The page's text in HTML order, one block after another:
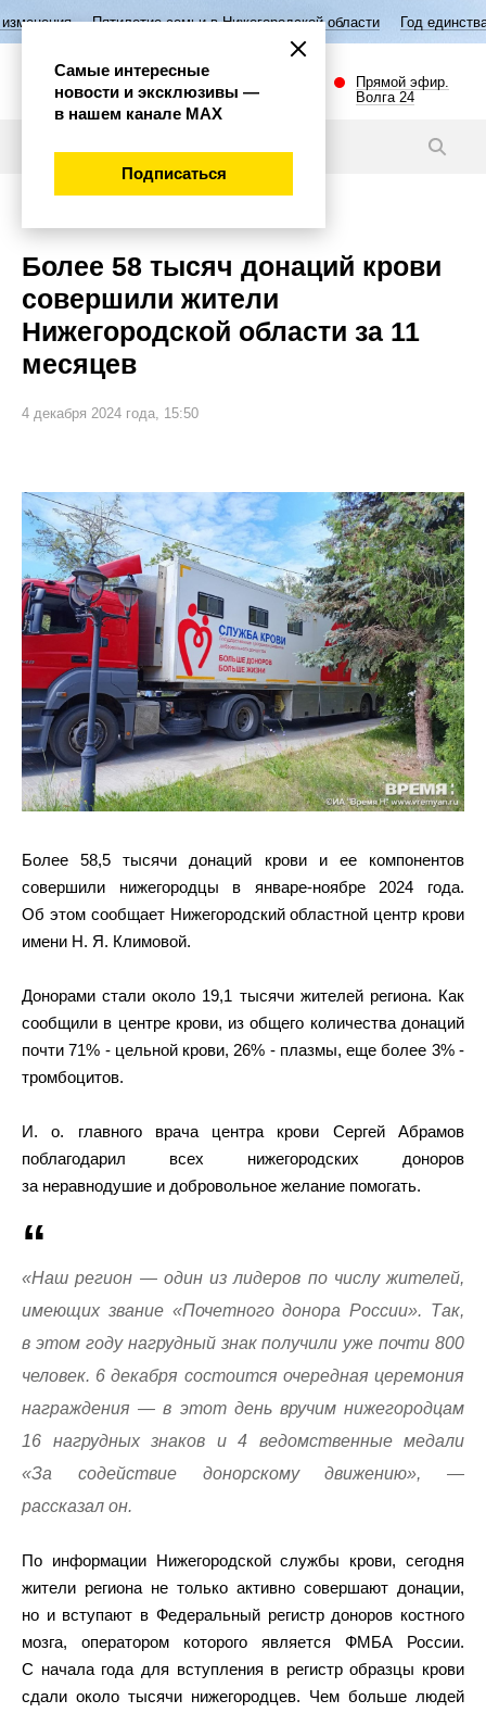
семьи в Нижегородской области Год единства народов России
Прямой эфир.
Волга 24
Более 58 тысяч донаций крови
совершили жители
Нижегородской области за 11
месяцев
4 декабря 2024 года, 15:50
Более 58,5 тысячи донаций крови и ее компонентов
совершили нижегородцы в январе-ноябре 2024 года.
Об этом сообщает Нижегородский областной центр крови
имени Н. Я. Климовой.
Донорами стали около 19,1 тысячи жителей региона. Как
сообщили в центре крови, из общего количества донаций
почти 71% - цельной крови, 26% - плазмы, еще более 3% -
тромбоцитов.
И. о. главного врача центра крови Сергей Абрамов
поблагодарил всех нижегородских доноров
за неравнодушие и добровольное желание помогать.
«Наш регион — один из лидеров по числу жителей,
имеющих звание «Почетного донора России». Так,
в этом году нагрудный знак получили уже почти 800
человек. 6 декабря состоится очередная церемония
награждения — в этот день вручим нижегородцам
16 нагрудных знаков и 4 ведомственные медали
«За содействие донорскому движению», —
рассказал он.
По информации Нижегородской службы крови, сегодня
жители региона не только активно совершают донации,
но и вступают в Федеральный регистр доноров костного
мозга, оператором которого является ФМБА России.
С начала года для вступления в регистр образцы крови
сдали около тысячи нижегородцев. Чем больше людей
Самые интересные
новости и эксклюзивы —
в нашем канале МАХ
Подписаться